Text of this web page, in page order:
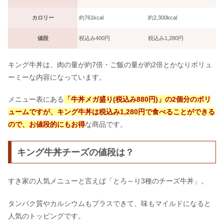
世田谷自然食品はやばい・怪しい？送
りつけられる口コミは本当？
ィ・イオン等の売ってる場所
カロリー 約761kcal 約2,300kcal
値段 税込み400円 税込み1,280円
キング牛丼は、肉の量が約7倍・ご飯の量が約2倍とかなりボリュ
ーミーな内容になっています。
メニュー表にある
「牛丼メガ盛り(税込み880円)」の2個分のボリ
ュームですが、キング牛丼は税込み1,280円で食べることができる
ので、お値段的にもお得な商品です。
キング牛丼チーズの値段は？
すき家の人気メニューと言えば「とろ～り3種のチーズ牛丼」。
タンパク質やカルシウムもプラスできて、味もマイルドになると
人気のトッピングです。